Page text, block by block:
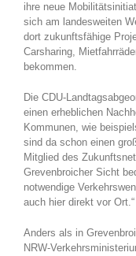
ihre neue
sich am landesweiten
dort zukunftsfähige
Carsharing,
bekommen.
Die CDU-
einen erheblichen
Kommunen, wie
sind da schon einen
Mitglied des
Grevenbroicher Sicht
notwendige
auch hier direkt vor Ort.“
Anders als in
NRW-